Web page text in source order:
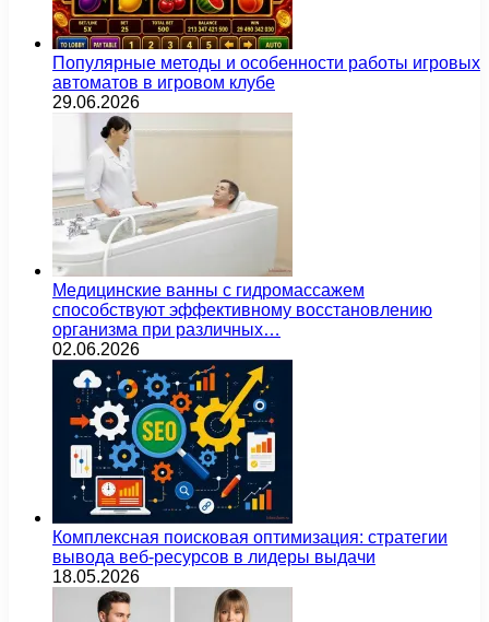
Популярные методы и особенности работы игровых
автоматов в игровом клубе
29.06.2026
Медицинские ванны с гидромассажем
способствуют эффективному восстановлению
организма при различных…
02.06.2026
Комплексная поисковая оптимизация: стратегии
вывода веб-ресурсов в лидеры выдачи
18.05.2026